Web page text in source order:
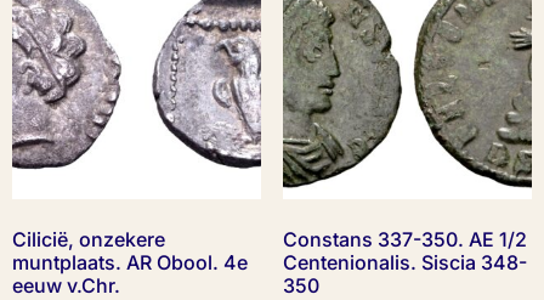
Cilicië, onzekere
muntplaats. AR Obool. 4e
eeuw v.Chr.
Constans 337-350. AE 1/2
Centenionalis. Siscia 348-
350